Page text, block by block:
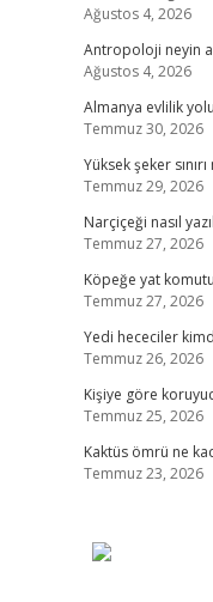
Ağustos 4, 2026
Antropoloji neyin
Ağustos 4, 2026
Almanya evlilik
Temmuz 30, 2026
Yüksek şeker
Temmuz 29, 2026
Narçiçeği nasıl
Temmuz 27, 2026
Köpeğe yat
Temmuz 27, 2026
Yedi hececiler
Temmuz 26, 2026
Kişiye göre
Temmuz 25, 2026
Kaktüs ömrü ne
Temmuz 23, 2026